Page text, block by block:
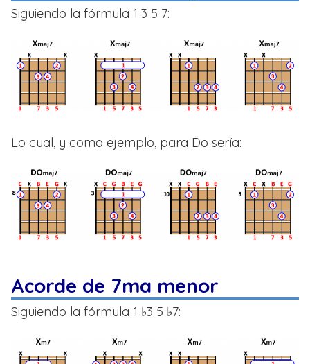
Siguiendo la fórmula 1 3 5 7:
Lo cual, y como ejemplo, para Do sería:
Acorde de 7ma menor
Siguiendo la fórmula 1 ♭3 5 ♭7: